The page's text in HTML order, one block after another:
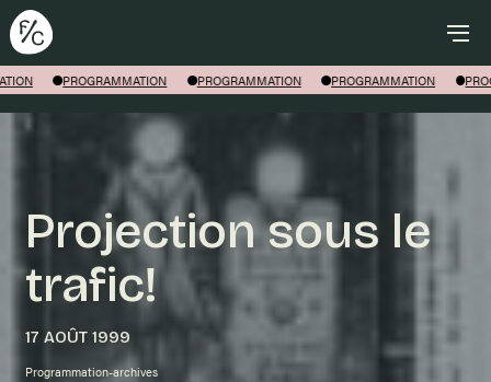
PROGRAMMATION PROGRAMMATION PROGRAMMATION
Rechercher
Projection sous le
trafic!
17 AOÛT 1999
Programmation-archives